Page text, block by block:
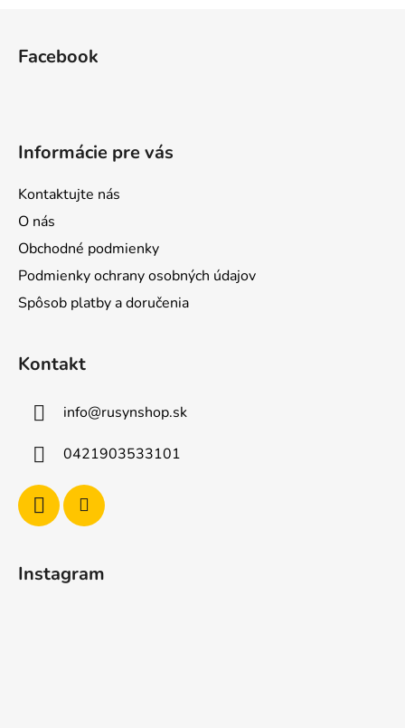
u
Facebook
Informácie pre vás
Kontaktujte nás
O nás
Obchodné podmienky
Podmienky ochrany osobných údajov
Spôsob platby a doručenia
Kontakt
info@rusynshop.sk
0421903533101
Instagram